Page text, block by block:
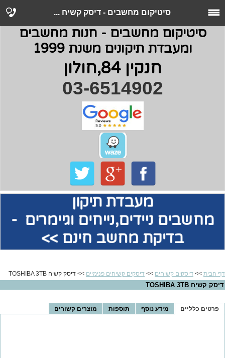
סיטיקום מחשבים - דיסק קשיח ...
סיטיקום מחשבים - חנות מחשבים
ומעבדת תיקונים משנת 1999
חנקין 84,חולון
03-6514902
מעבדת תיקון
מחשביםניידים,נייחים וגיימרים -
בדיקת מחשב חינם >>
דף הבית >> דיסקים קשיחים >> דיסקים קשיחים פנימיים >> דיסק קשיח TOSHIBA 3TB
דיסק קשיח TOSHIBA 3TB
פרטים כלליים מידע נוסף תוספות מוצרים קשורים